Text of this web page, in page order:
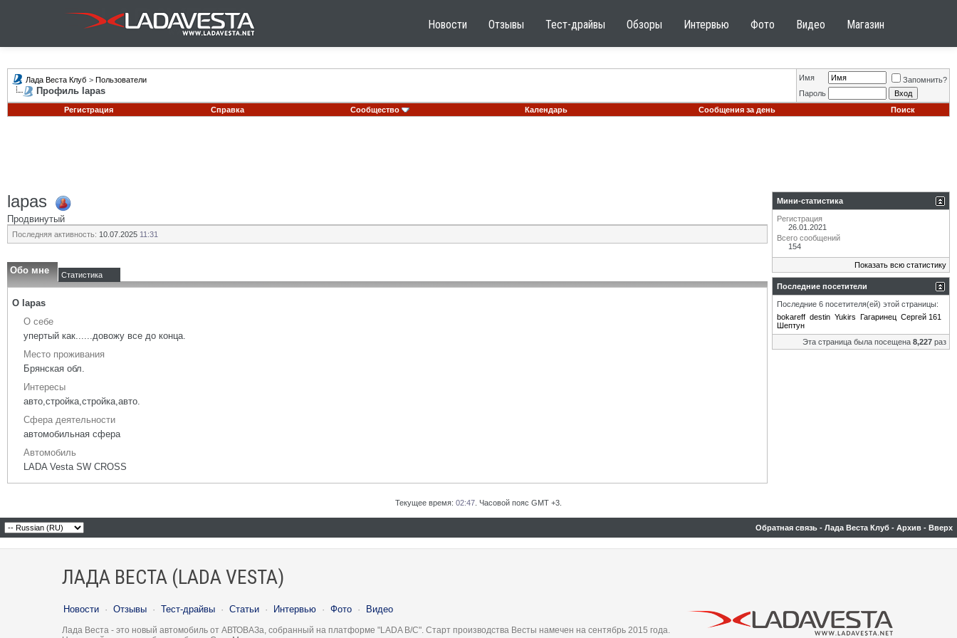
Новости Отзывы Тест-драйвы Обзоры Интервью Фото Видео Магазин
Лада Веста Клуб > Пользователи
Профиль lapas
Имя
Запомнить?
Пароль
Регистрация
Справка Сообщество Календарь Сообщения за день Поиск
lapas
Продвинутый
Последняя активность: 10.07.2025 11:31
Обо мне Статистика
О lapas
О себе
упертый как......довожу все до конца.
Место проживания
Брянская обл.
Интересы
авто,стройка,стройка,авто.
Сфера деятельности
автомобильная сфера
Автомобиль
LADA Vesta SW CROSS
Мини-статистика
Регистрация
26.01.2021
Всего сообщений
154
Показать всю статистику
Последние посетители
Последние 6 посетителя(ей) этой страницы:
bokareff destin Yukirs Гагаринец Сергей 161
Шептун
Эта страница была посещена 8,227 раз
Текущее время: 02:47 . Часовой пояс GMT +3.
Обратная связь - Лада Веста Клуб - Архив - Вверх
ЛАДА ВЕСТА (LADA VESTA)
Новости · Отзывы · Тест-драйвы · Статьи · Интервью · Фото · Видео
Лада Веста - это новый автомобиль от АВТОВАЗа, собранный на платформе "LADA B/C". Старт производства Весты намечен на сентябрь 2015 года.